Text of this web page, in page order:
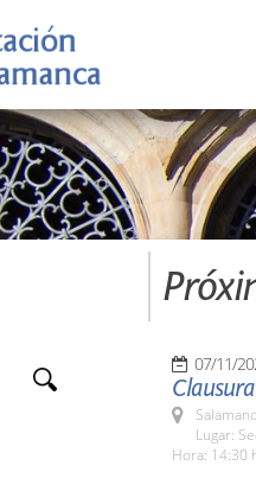
07/11/
Lugar:
Hora: 14:30